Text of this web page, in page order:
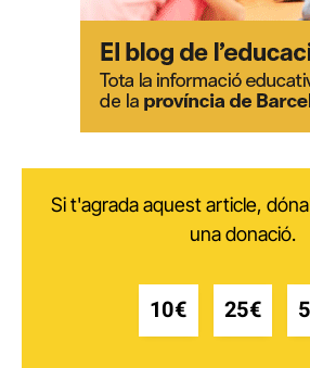
Si t'agrada aquest article,
una donació.
10€ 25€